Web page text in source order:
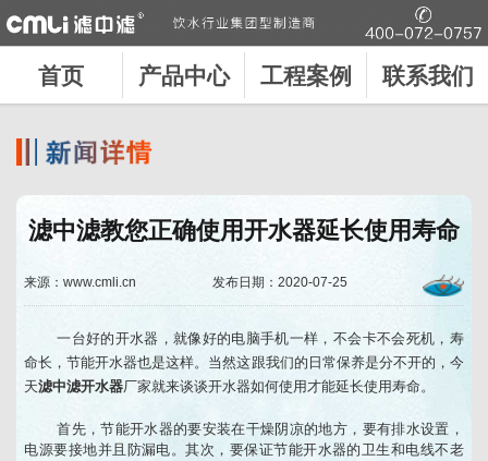
首页 产品中心 工程案例 联系我们
滤中滤教您正确使用开水器延长使用寿命
来源：www.cmli.cn 发布日期：2020-07-25
一台好的开水器，就像好的电脑手机一样，不会卡不会死机，寿
命长，节能开水器也是这样。当然这跟我们的日常保养是分不开的，今
天滤中滤开水器厂家就来谈谈开水器如何使用才能延长使用寿命。
首先，节能开水器的要安装在干燥阴凉的地方，要有排水设置，
电源要接地并且防漏电。其次，要保证节能开水器的卫生和电线不老